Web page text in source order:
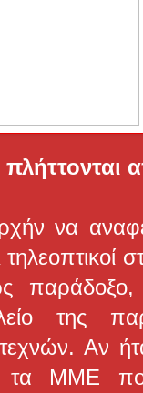
πλήττονται
να
της
Αν
τα ΜΜΕ που